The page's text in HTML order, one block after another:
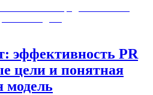
эффективность PR
цели и понятная
модель